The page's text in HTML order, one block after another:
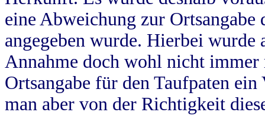
eine Abweichung zur
angegeben wurde. Hierbei wurde
Annahme doch wohl nicht
Ortsangabe für den Taufpaten
man aber von der Richtigkeit